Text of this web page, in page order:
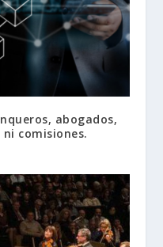
abogados,
comisiones.